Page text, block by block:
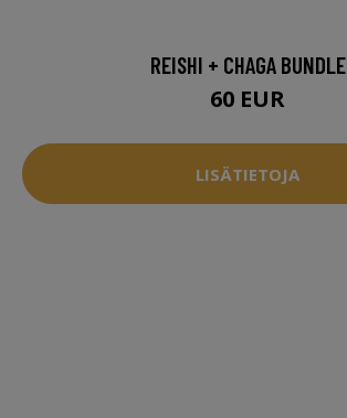
REISHI + CHAGA BUNDLE
60 EUR
LISÄTIETOJA